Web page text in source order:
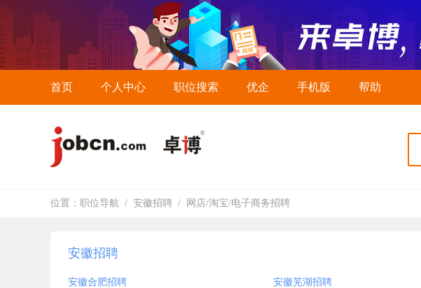
首页 个人中心 职位搜索 优企 手机版 帮助
位置： 职位导航 / 安徽招聘 / 网店/淘宝/电子商务招聘
安徽招聘
安徽合肥招聘 安徽芜湖招聘